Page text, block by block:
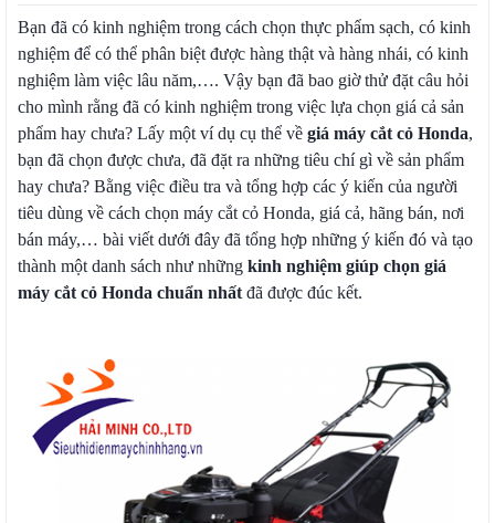
Bạn đã có kinh nghiệm trong cách chọn thực phẩm sạch, có kinh
nghiệm để có thể phân biệt được hàng thật và hàng nhái, có kinh
nghiệm làm việc lâu năm,…. Vậy bạn đã bao giờ thử đặt câu hỏi
cho mình rằng đã có kinh nghiệm trong việc lựa chọn giá cả sản
phẩm hay chưa? Lấy một ví dụ cụ thể về giá máy cắt cỏ Honda,
bạn đã chọn được chưa, đã đặt ra những tiêu chí gì về sản phẩm
hay chưa? Bằng việc điều tra và tổng hợp các ý kiến của người
tiêu dùng về cách chọn máy cắt cỏ Honda, giá cả, hãng bán, nơi
bán máy,… bài viết dưới đây đã tổng hợp những ý kiến đó và tạo
thành một danh sách như những kinh nghiệm giúp chọn giá
máy cắt cỏ Honda chuẩn nhất đã được đúc kết.